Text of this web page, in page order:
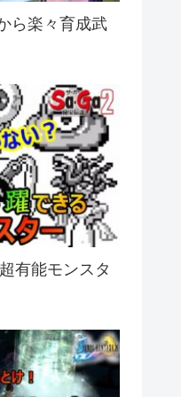
ら楽々育成武
有能モンスタ